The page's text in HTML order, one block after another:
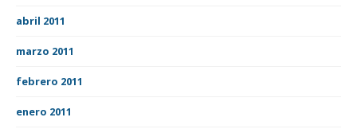
abril 2011
marzo 2011
febrero 2011
enero 2011